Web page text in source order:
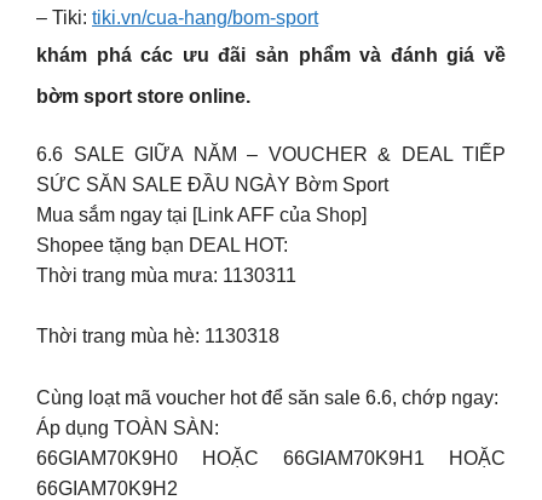
– Tiki: tiki.vn/cua-hang/bom-sport
khám phá các ưu đãi sản phẩm và đánh giá về
bờm sport store online.
6.6 SALE GIỮA NĂM – VOUCHER & DEAL TIẾP
SỨC SĂN SALE ĐẦU NGÀY Bờm Sport
Mua sắm ngay tại [Link AFF của Shop]
Shopee tặng bạn DEAL HOT:
Thời trang mùa mưa: 1130311
Thời trang mùa hè: 1130318
Cùng loạt mã voucher hot để săn sale 6.6, chớp ngay:
Áp dụng TOÀN SÀN:
66GIAM70K9H0 HOẶC 66GIAM70K9H1 HOẶC
66GIAM70K9H2